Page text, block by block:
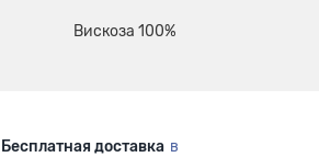
Вискоза 100%
Бесплатная доставка в